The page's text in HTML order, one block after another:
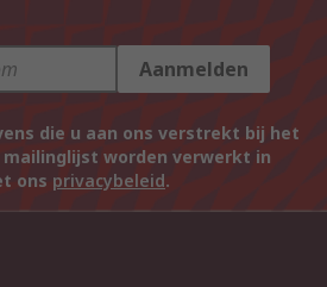
Aanmelden
die u aan ons verstrekt bij het
mailinglijst worden verwerkt in
ons privacybeleid.